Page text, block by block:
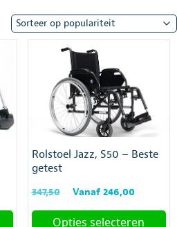
Rolstoel Jazz, S50 – Beste
getest
347,50
Oorspronkelijke
was:
Vanaf 246,00
is:
Opties selecteren